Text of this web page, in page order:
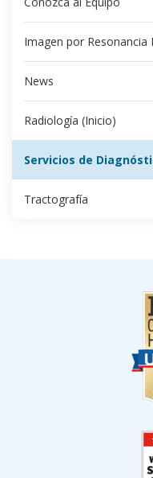
Imagen por Resonancia
News
Radiología (Inicio)
Servicios de
Tractografía